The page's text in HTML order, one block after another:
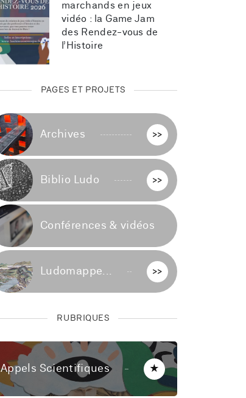
marchands en jeux
vidéo : la Game Jam
des Rendez-vous de
l’Histoire
PAGES ET PROJETS
Archives >>
Biblio Ludo >>
Conférences & vidéos
Ludomappe... >>
RUBRIQUES
Appels Scientifiques ★